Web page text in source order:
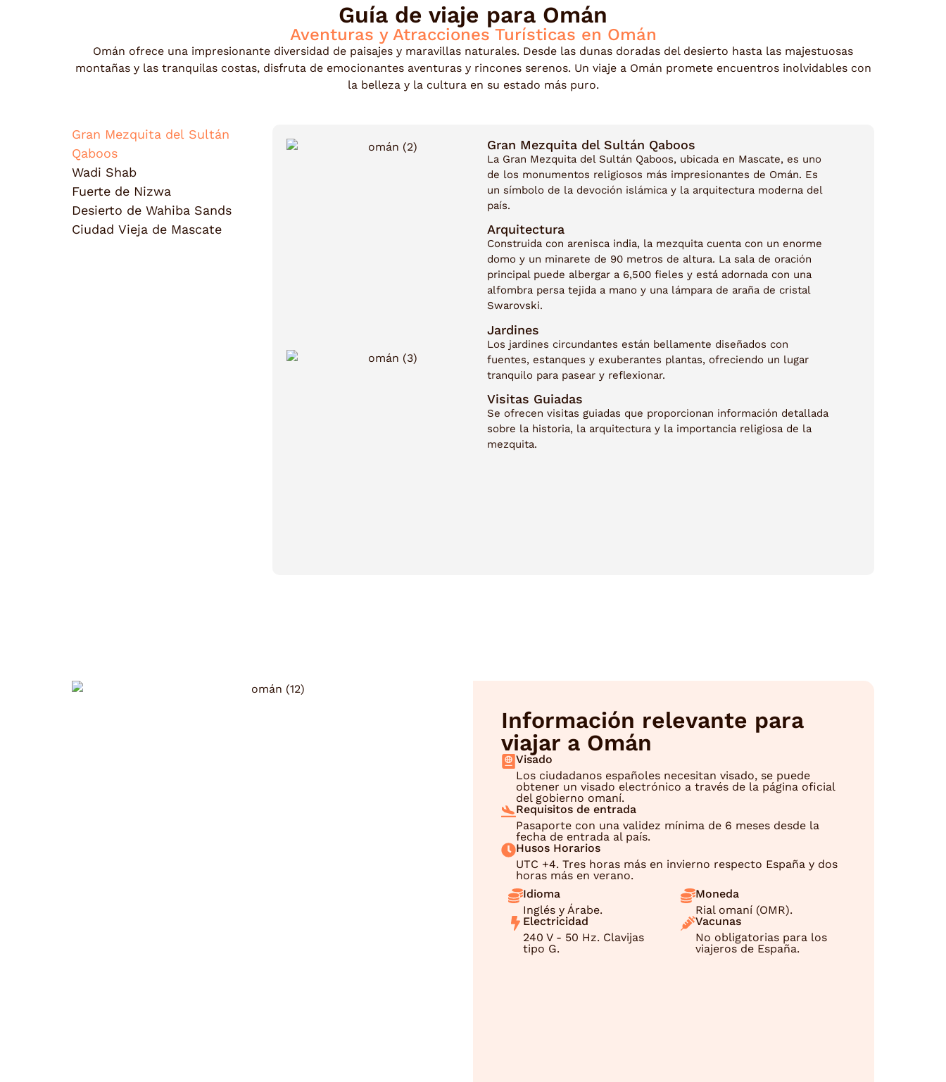
Guía de viaje para Omán
Aventuras y Atracciones Turísticas en Omán
Omán ofrece una impresionante diversidad de paisajes y maravillas naturales. Desde las dunas doradas del desierto hasta las majestuosas
montañas y las tranquilas costas, disfruta de emocionantes aventuras y rincones serenos. Un viaje a Omán promete encuentros inolvidables con
la belleza y la cultura en su estado más puro.
Gran Mezquita del Sultán
Qaboos
Wadi Shab
Fuerte de Nizwa
Desierto de Wahiba Sands
Ciudad Vieja de Mascate
Gran Mezquita del Sultán Qaboos
La Gran Mezquita del Sultán Qaboos, ubicada en Mascate, es uno
de los monumentos religiosos más impresionantes de Omán. Es
un símbolo de la devoción islámica y la arquitectura moderna del
país.
Arquitectura
Construida con arenisca india, la mezquita cuenta con un enorme
domo y un minarete de 90 metros de altura. La sala de oración
principal puede albergar a 6,500 fieles y está adornada con una
alfombra persa tejida a mano y una lámpara de araña de cristal
Swarovski.
Jardines
Los jardines circundantes están bellamente diseñados con
fuentes, estanques y exuberantes plantas, ofreciendo un lugar
tranquilo para pasear y reflexionar.
Visitas Guiadas
Se ofrecen visitas guiadas que proporcionan información detallada
sobre la historia, la arquitectura y la importancia religiosa de la
mezquita.
Información relevante para
viajar a Omán
Visado
Los ciudadanos españoles necesitan visado, se puede
obtener un visado electrónico a través de la página oficial
del gobierno omaní.
Requisitos de entrada
Pasaporte con una validez mínima de 6 meses desde la
fecha de entrada al país.
Husos Horarios
UTC +4. Tres horas más en invierno respecto España y dos
horas más en verano.
Idioma
Inglés y Árabe.
Electricidad
240 V - 50 Hz. Clavijas
tipo G.
Moneda
Rial omaní (OMR).
Vacunas
No obligatorias para los
viajeros de España.